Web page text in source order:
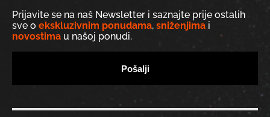
Prijavite se na naš Newsletter i saznajte prije ostalih
sve o ekskluzivnim ponudama, sniženjima i
novostima u našoj ponudi.